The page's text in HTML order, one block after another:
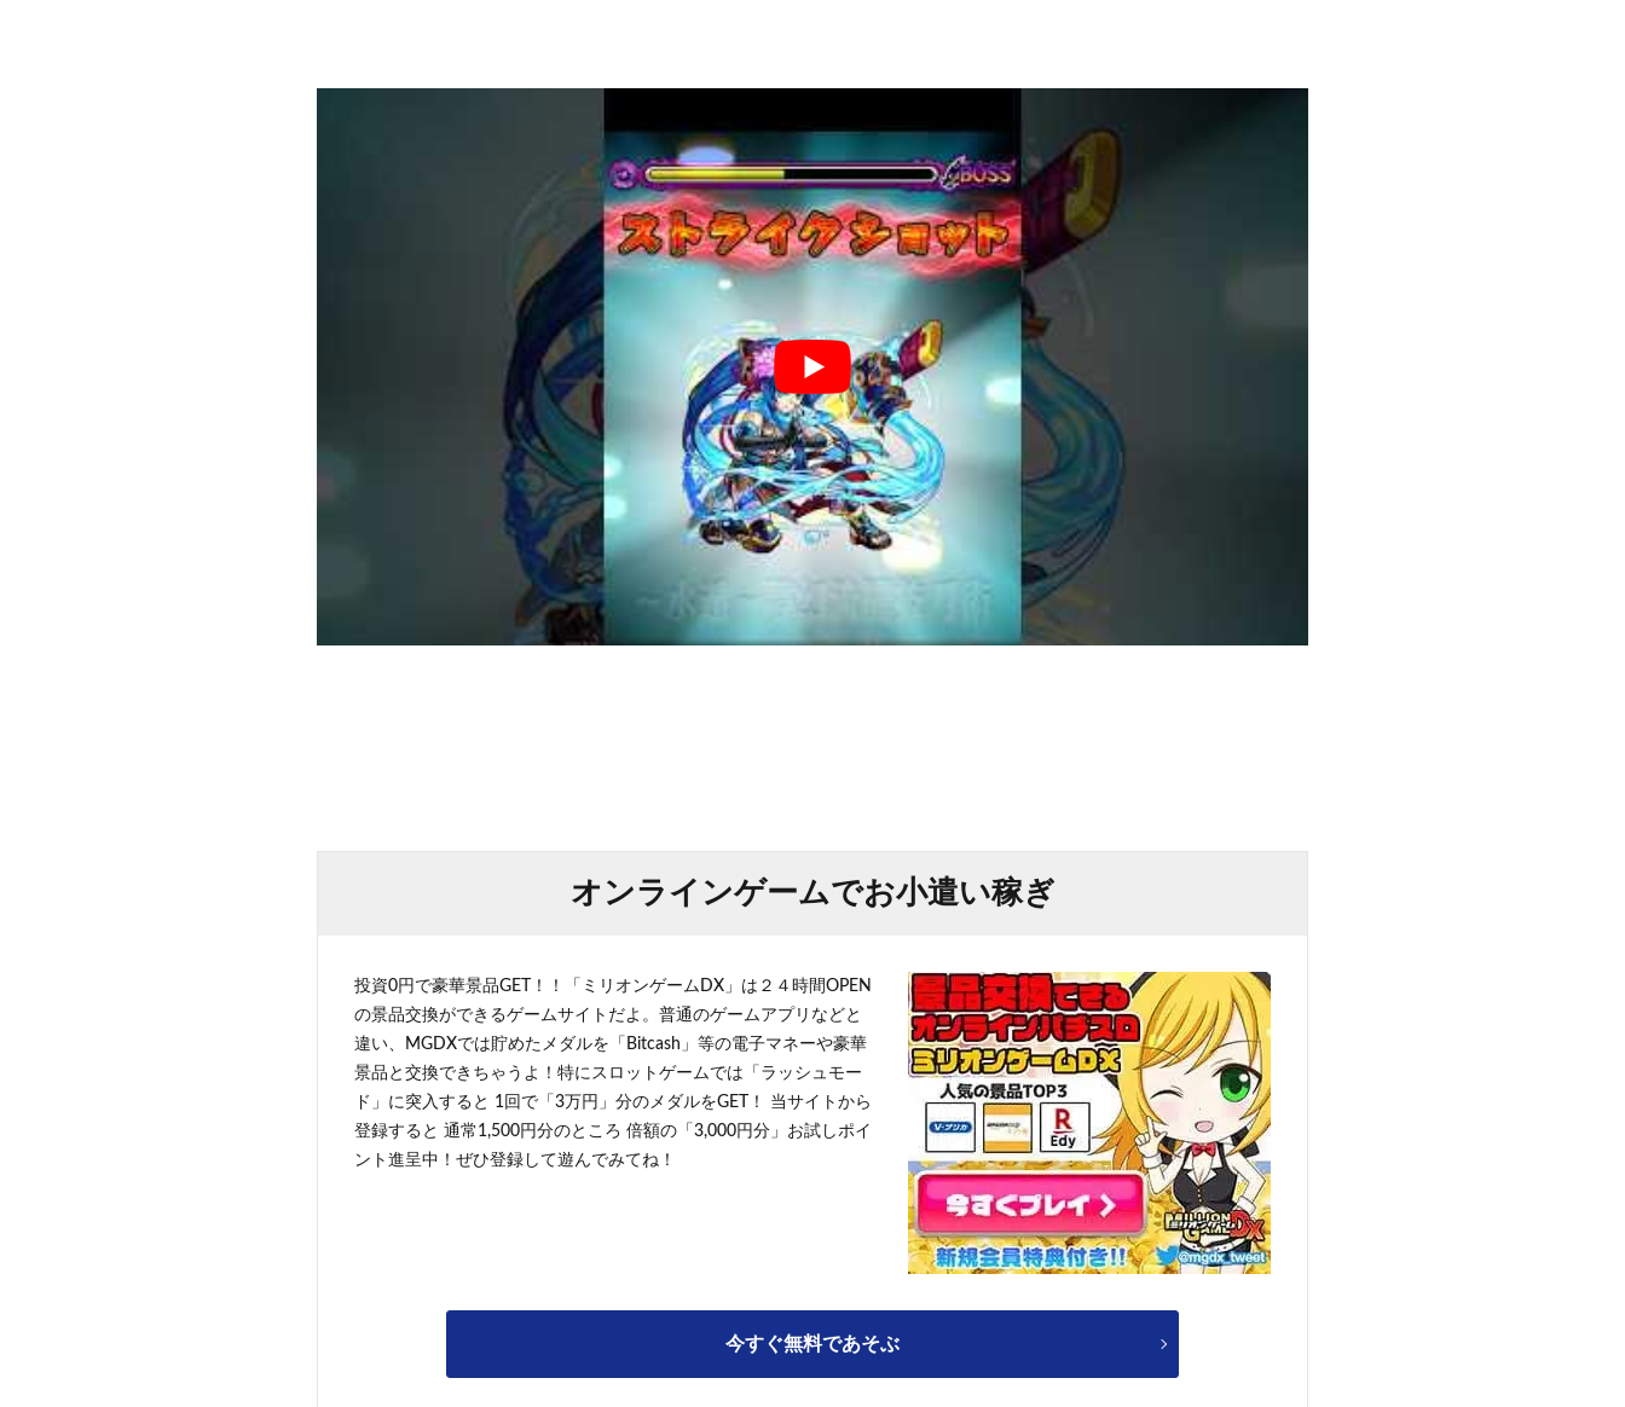
オンラインゲームでお小遣い稼ぎ
投資0円で豪華景品GET！！「ミリオンゲームDX」は２４時間OPEN
の景品交換ができるゲームサイトだよ。普通のゲームアプリなどと
違い、MGDXでは貯めたメダルを「Bitcash」等の電子マネーや豪華
景品と交換できちゃうよ！特にスロットゲームでは「ラッシュモー
ド」に突入すると 1回で「3万円」分のメダルをGET！ 当サイトから
登録すると 通常1,500円分のところ 倍額の「3,000円分」お試しポイ
ント進呈中！ぜひ登録して遊んでみてね！
今すぐ無料であそぶ